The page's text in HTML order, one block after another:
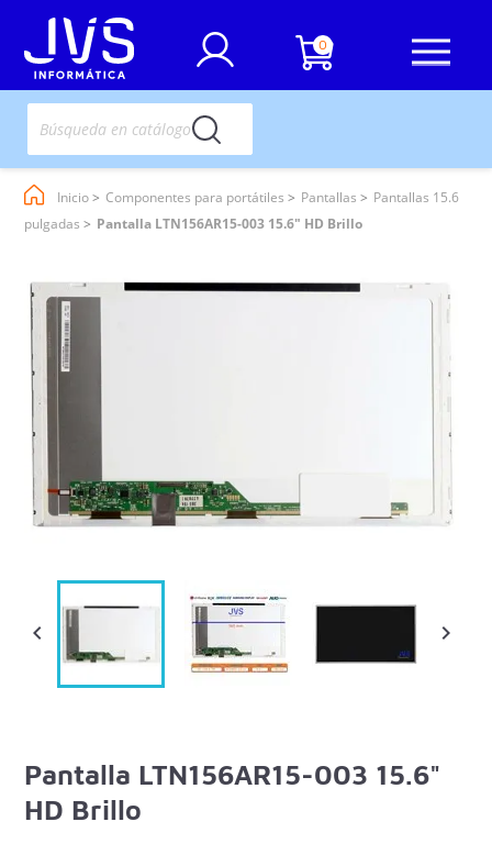
0
Inicio Componentes para portátiles Pantallas
Pantallas 15.6
pulgadas
Pantalla LTN156AR15-003 15.6" HD Brillo
 
Pantalla LTN156AR15-003 15.6"
HD Brillo